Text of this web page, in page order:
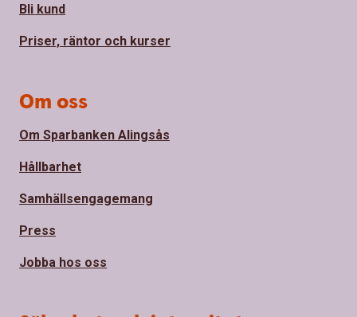
Bli kund
Priser, räntor och kurser
Om oss
Om Sparbanken Alingsås
Hållbarhet
Samhällsengagemang
Press
Jobba hos oss